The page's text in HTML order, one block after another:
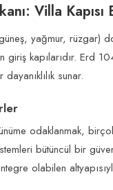
Villa
yağmur, rüzgar)
giriş kapılarıdır.
sunar.
odaklanmak,
bütüncül bir
olabilen